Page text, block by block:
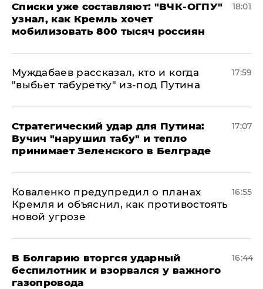
Списки уже составляют: "ВЧК-ОГПУ"
узнал, как Кремль хочет
мобилизовать 800 тысяч россиян
18:01
Муждабаев рассказал, кто и когда
"выбьет табуретку" из-под Путина
17:59
Стратегический удар для Путина:
Вучич "нарушил табу" и тепло
принимает Зеленского в Белграде
17:07
Коваленко предупредил о планах
Кремля и объяснил, как противостоять
новой угрозе
16:55
В Болгарию вторгся ударный
беспилотник и взорвался у важного
газопровода
16:44